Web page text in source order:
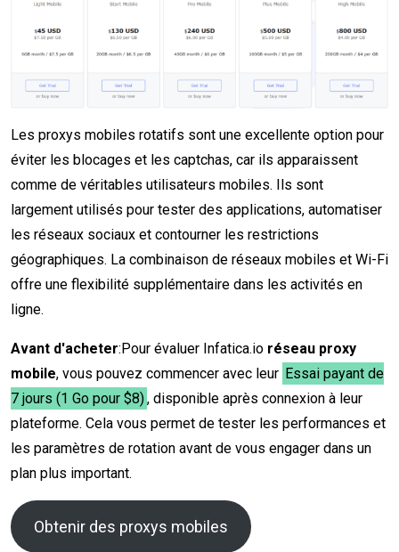
Les proxys mobiles rotatifs sont une excellente option pour
éviter les blocages et les captchas, car ils apparaissent
comme de véritables utilisateurs mobiles. Ils sont
largement utilisés pour tester des applications, automatiser
les réseaux sociaux et contourner les restrictions
géographiques. La combinaison de réseaux mobiles et Wi-Fi
offre une flexibilité supplémentaire dans les activités en
ligne.
Avant d'acheter:Pour évaluer Infatica.io réseau proxy
mobile, vous pouvez commencer avec leur Essai payant de
7 jours (1 Go pour $8), disponible après connexion à leur
plateforme. Cela vous permet de tester les performances et
les paramètres de rotation avant de vous engager dans un
plan plus important.
Obtenir des proxys mobiles